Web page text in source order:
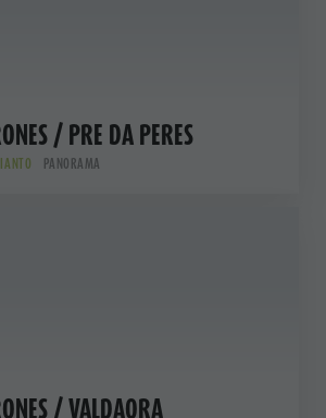
/ PRE DA PERES
PANORAMA
/ VALDAORA